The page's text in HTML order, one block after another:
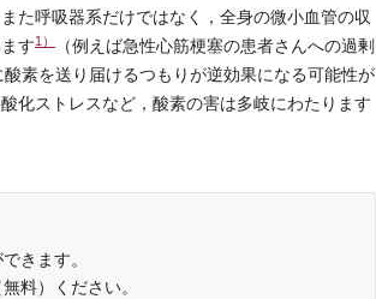
た呼吸器系だけではなく，全身の微小血管の収
す1）
（例えば急性心筋梗塞の患者さんへの過剰
酸素を送り届けるつもりが逆効果になる可能性が
化ストレスなど，酸素の害は多岐にわたります
きます。
料）ください。